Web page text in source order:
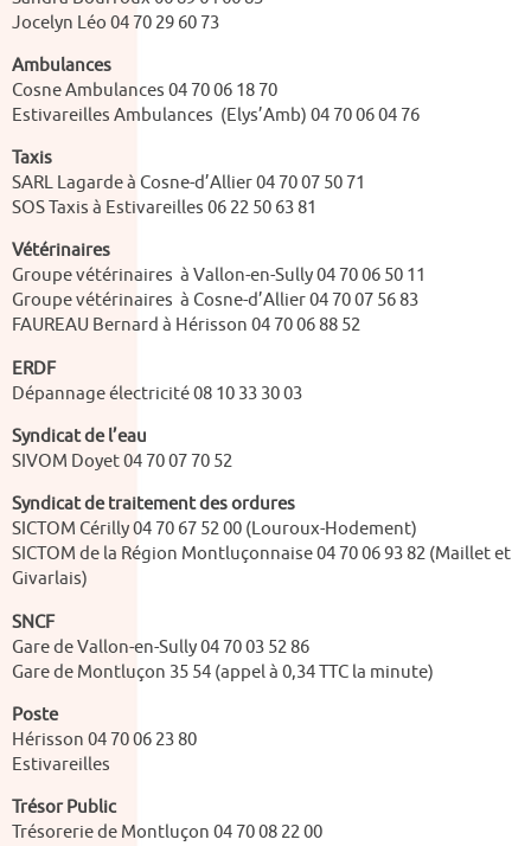
Jocelyn Léo 04 70 29 60 73
Ambulances
Cosne Ambulances 04 70 06 18 70
Estivareilles Ambulances (Elys’Amb) 04 70 06 04 76
Taxis
SARL Lagarde à Cosne-d’Allier 04 70 07 50 71
SOS Taxis à Estivareilles 06 22 50 63 81
Vétérinaires
Groupe vétérinaires à Vallon-en-Sully 04 70 06 50 11
Groupe vétérinaires à Cosne-d’Allier 04 70 07 56 83
FAUREAU Bernard à Hérisson 04 70 06 88 52
ERDF
Dépannage électricité 08 10 33 30 03
Syndicat de l’eau
SIVOM Doyet 04 70 07 70 52
Syndicat de traitement des ordures
SICTOM Cérilly 04 70 67 52 00 (Louroux-Hodement)
SICTOM de la Région Montluçonnaise 04 70 06 93 82 (Maillet et
Givarlais)
SNCF
Gare de Vallon-en-Sully 04 70 03 52 86
Gare de Montluçon 35 54 (appel à 0,34 TTC la minute)
Poste
Hérisson 04 70 06 23 80
Estivareilles
Trésor Public
Trésorerie de Montluçon 04 70 08 22 00